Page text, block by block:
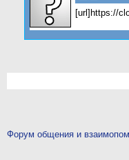
[url]https://
Форум общения и